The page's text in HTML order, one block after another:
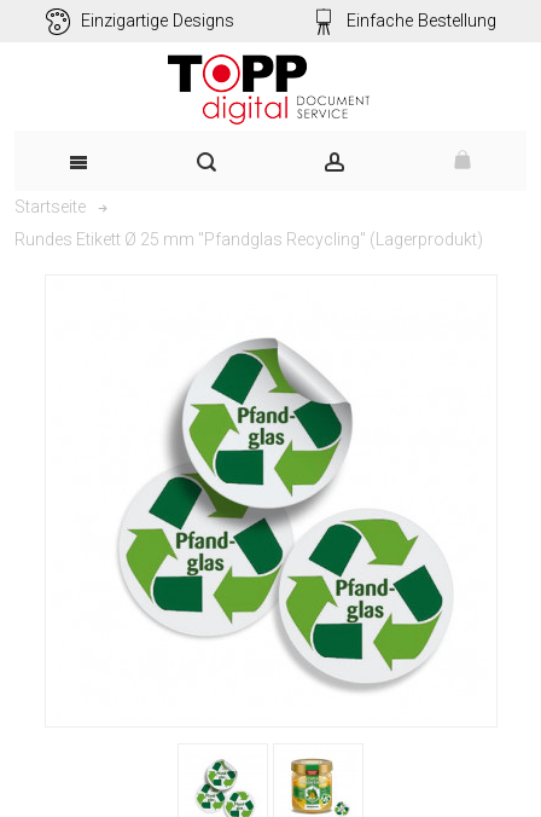
Einzigartige Designs Einfache Bestellung
Startseite
Rundes Etikett Ø 25 mm "Pfandglas Recycling" (Lagerprodukt)